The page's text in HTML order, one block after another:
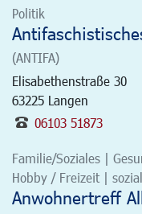
Politik
(ANTIFA)
Elisabethenstraße 30
63225 Langen
06103 51873
Familie/Soziales |
Hobby / Freizeit |
Anwohnertreff